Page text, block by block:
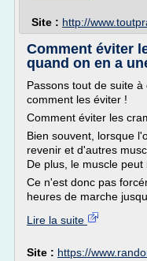
Site : http://
Comment éviter
quand on en a
Passons tout de suite
comment les éviter !
Comment éviter les
Bien souvent, lorsque
revenir et d'autres
De plus, le muscle peut
Ce n'est donc pas
heures de marche
Lire la suite
Site : https://